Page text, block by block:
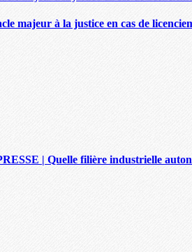
majeur à la justice en cas de
| Quelle filière industrielle